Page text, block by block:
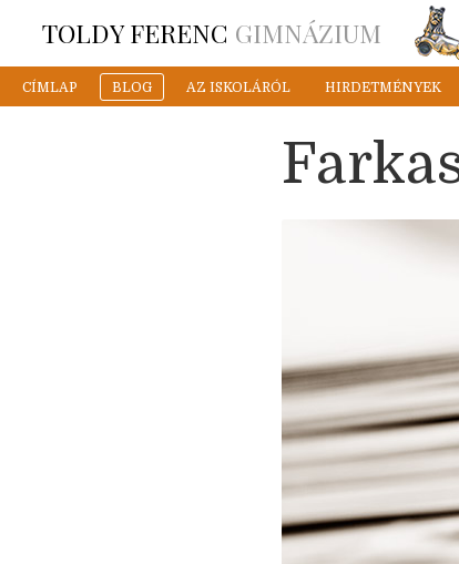
TOLDY FERENC GIMNÁZIUM
CÍMLAP BLOG AZ ISKOLÁRÓL HIRDETMÉNYEK